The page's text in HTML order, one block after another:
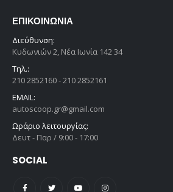
ΕΠΙΚΟΙΝΩΝΊΑ
Διεύθυνση:
Κυδωνιών 2, Νέα Ιωνία 142 34
Τηλ.:
210 2852160 - 210 2852161
EMAIL:
autoscoop.gr@gmail.com
Ωράριο λειτουργίας:
Δευτ - Παρ / 9:00 - 17:00
SOCIAL